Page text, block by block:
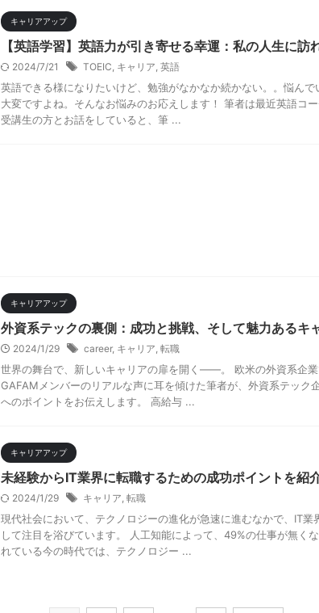
キャリアアップ
【英語学習】英語力が引き寄せる幸運：私の人生に訪
2024/7/21 TOEIC, キャリア, 英語
英語できる様になりたいけど、勉強がなかなか続かない。。悩んで
大変ですよね。そんなお悩みのお応えします！ 筆者は最近英語コー
受講生の方とお話をしていると、筆 ...
キャリアアップ
外資系テックの裏側：成功と挑戦、そして魅力あるキ
2024/1/29 career, キャリア, 転職
世界の舞台で、新しいキャリアの扉を開く――。 欧米の外資系企業
GAFAMメンバーのリアルな声に耳を傾けた筆者が、外資系テック
へのポイントをお伝えします。 高給与 ...
キャリアアップ
未経験からIT業界に転職するための成功ポイントを紹
2024/1/29 キャリア, 転職
現代社会において、テクノロジーの進化が急速に進むなかで、IT業
して注目を浴びています。 人工知能によって、49%の仕事が無く
れている今の時代では、テクノロジー ...